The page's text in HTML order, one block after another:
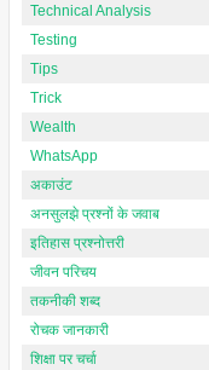
Technical Analysis
Testing
Tips
Trick
Wealth
WhatsApp
अकाउंट
अनसुलझे प्रश्नों के जवाब
इतिहास प्रश्नोत्तरी
जीवन परिचय
तकनीकी शब्द
रोचक जानकारी
शिक्षा पर चर्चा